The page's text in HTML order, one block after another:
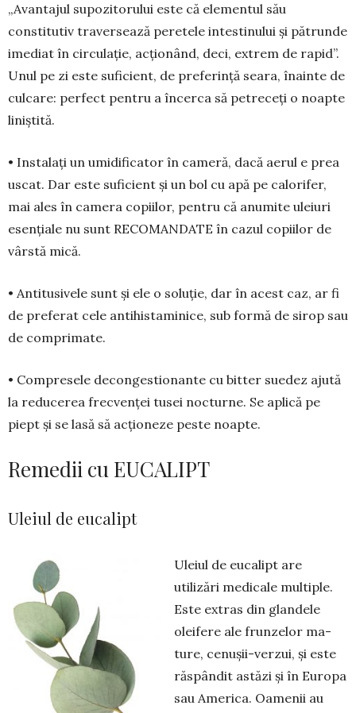
„Avan­tajul supozitorului este că ele­mentul său
constitutiv traver­sează pe­retele in­tes­tinului și pătrunde
imediat în cir­cu­lație, acționând, deci, extrem de ra­pid”.
Unul pe zi este suficient, de pre­fe­rință seara, înainte de
culcare: perfect pen­tru a încerca să petreceți o noapte
liniș­tită.
• Instalați un umidificator în ca­meră, dacă aerul e prea
uscat. Dar este suficient și un bol cu apă pe calorifer,
mai ales în ca­mera copiilor, pentru că anumite uleiuri
esen­țiale nu sunt RECOMANDATE în cazul co­piilor de
vârstă mică.
• Antitusivele sunt și ele o soluție, dar în acest caz, ar fi
de preferat cele antihistaminice, sub formă de sirop sau
de comprimate.
• Compresele decongestionante cu bitter su­e­dez ajută
la reducerea frecvenței tusei nocturne. Se aplică pe
piept și se lasă să acționeze peste noap­­te.
Remedii cu EUCALIPT
Uleiul de eucalipt
Uleiul de eucalipt are
utilizări me­dicale mul­tiple.
Este ex­tras din glan­dele
oleifere ale frun­zelor ma­
ture, ce­nușii-ver­zui, și este
răs­pân­dit astăzi și în Eu­ropa
sau America. Oamenii au